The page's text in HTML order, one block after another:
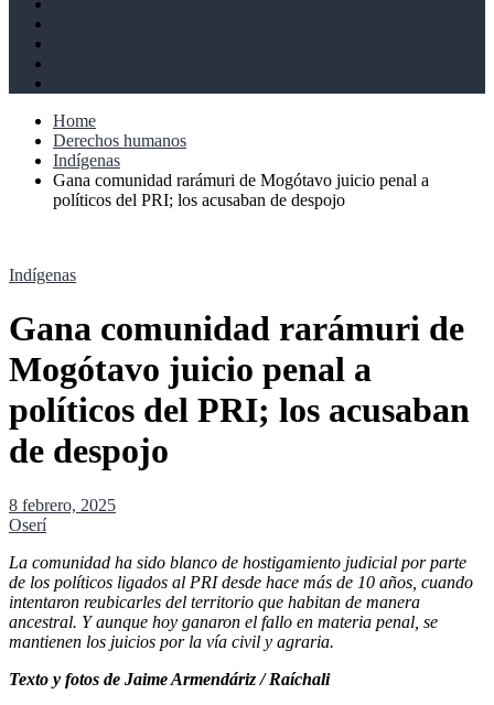
Home
Derechos humanos
Indígenas
Gana comunidad rarámuri de Mogótavo juicio penal a
políticos del PRI; los acusaban de despojo
Indígenas
Gana comunidad rarámuri de
Mogótavo juicio penal a
políticos del PRI; los acusaban
de despojo
8 febrero, 2025
Oserí
La comunidad ha sido blanco de hostigamiento judicial por parte
de los políticos ligados al PRI desde hace más de 10 años, cuando
intentaron reubicarles del territorio que habitan de manera
ancestral. Y aunque hoy ganaron el fallo en materia penal, se
mantienen los juicios por la vía civil y agraria.
Texto y fotos de Jaime Armendáriz / Raíchali